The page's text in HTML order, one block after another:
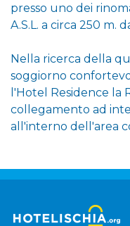
presso uno dei
A.S.L. a circa 250 m.
Nella ricerca della
soggiorno
l'Hotel Residence la
collegamento ad
all'interno dell'area